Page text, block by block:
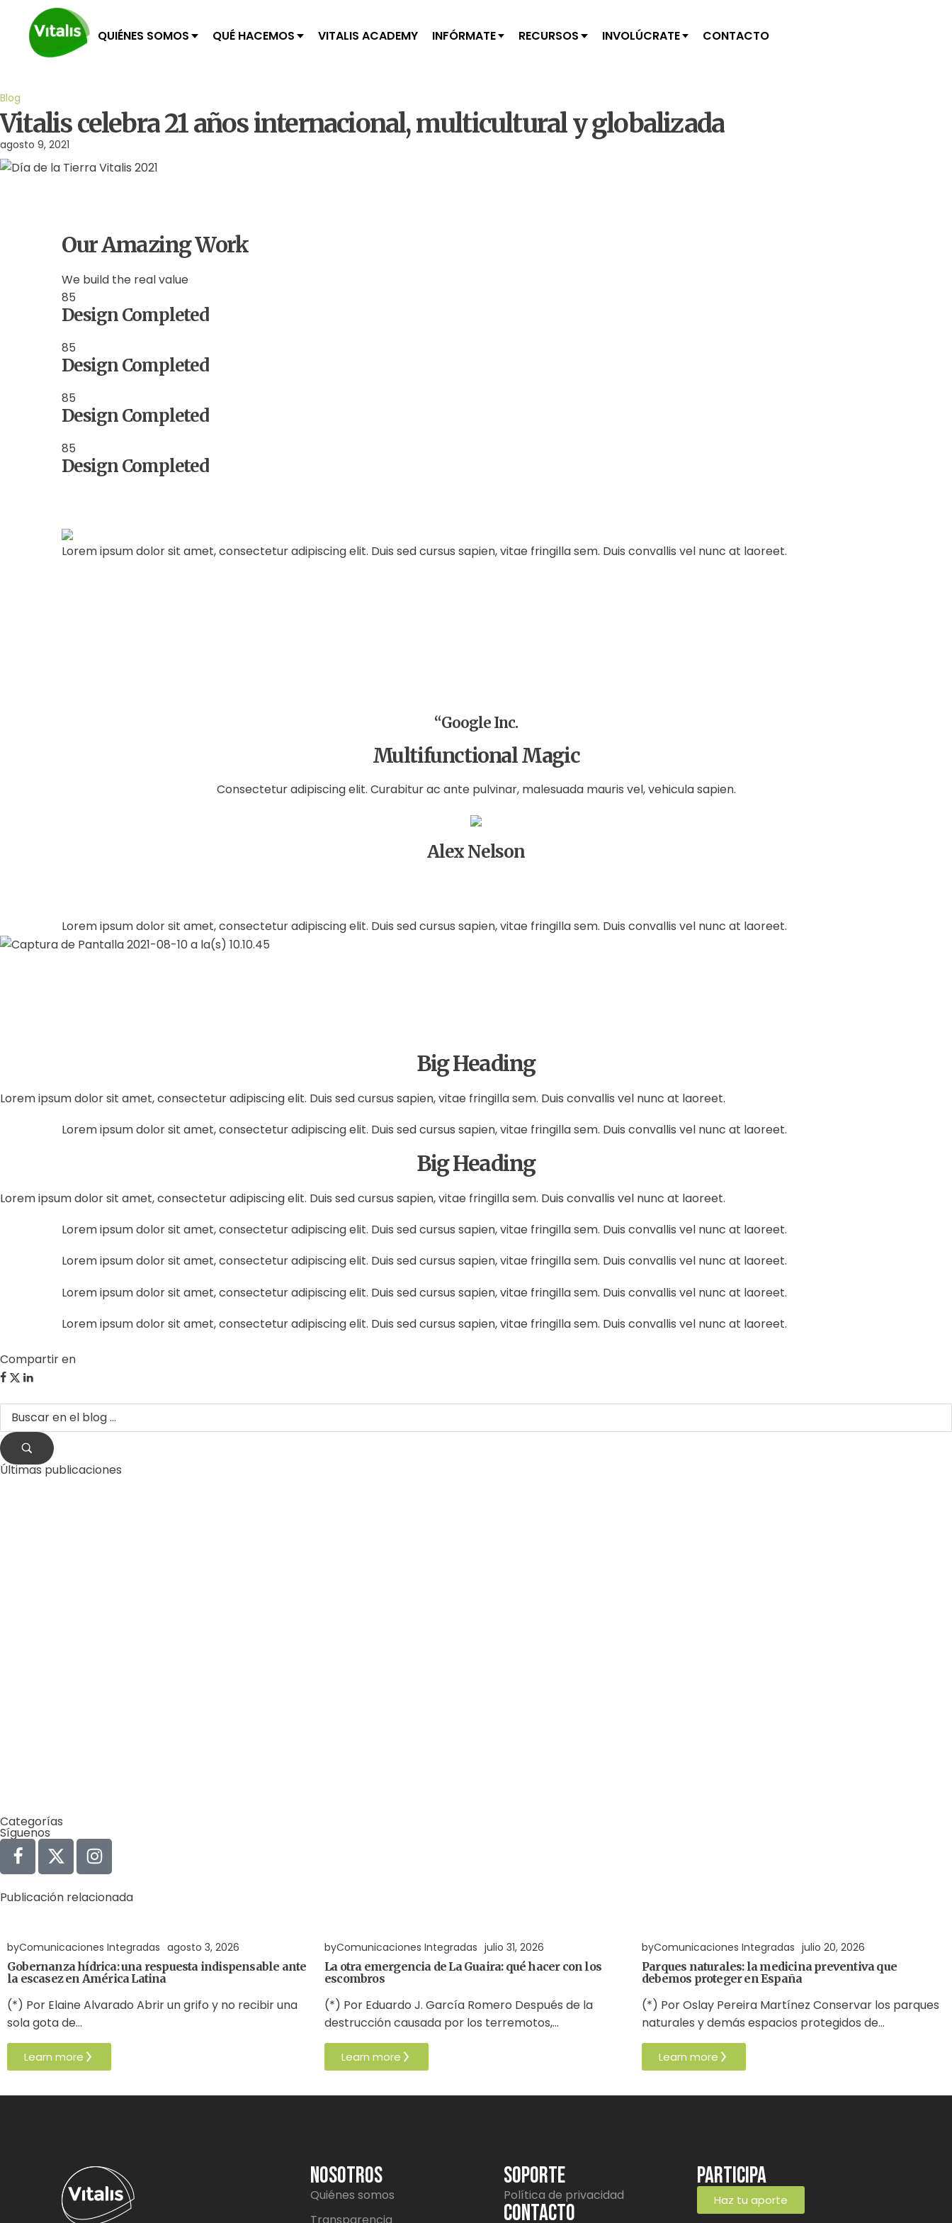
QUIÉNES SOMOS QUÉ HACEMOS VITALIS ACADEMY INFÓRMATE RECURSOS INVOLÚCRATE CONTACTO
Blog
Vitalis celebra 21 años internacional, multicultural y globalizada
agosto 9, 2021
Our Amazing Work
We build the real value
85
Design Completed
85
Design Completed
85
Design Completed
85
Design Completed
Lorem ipsum dolor sit amet, consectetur adipiscing elit. Duis sed cursus sapien, vitae fringilla sem. Duis convallis vel nunc at laoreet.
“Google Inc.
Multifunctional Magic
Consectetur adipiscing elit. Curabitur ac ante pulvinar, malesuada mauris vel, vehicula sapien.
Alex Nelson
Lorem ipsum dolor sit amet, consectetur adipiscing elit. Duis sed cursus sapien, vitae fringilla sem. Duis convallis vel nunc at laoreet.
Big Heading
Lorem ipsum dolor sit amet, consectetur adipiscing elit. Duis sed cursus sapien, vitae fringilla sem. Duis convallis vel nunc at laoreet.
Lorem ipsum dolor sit amet, consectetur adipiscing elit. Duis sed cursus sapien, vitae fringilla sem. Duis convallis vel nunc at laoreet.
Big Heading
Lorem ipsum dolor sit amet, consectetur adipiscing elit. Duis sed cursus sapien, vitae fringilla sem. Duis convallis vel nunc at laoreet.
Lorem ipsum dolor sit amet, consectetur adipiscing elit. Duis sed cursus sapien, vitae fringilla sem. Duis convallis vel nunc at laoreet.
Lorem ipsum dolor sit amet, consectetur adipiscing elit. Duis sed cursus sapien, vitae fringilla sem. Duis convallis vel nunc at laoreet.
Lorem ipsum dolor sit amet, consectetur adipiscing elit. Duis sed cursus sapien, vitae fringilla sem. Duis convallis vel nunc at laoreet.
Lorem ipsum dolor sit amet, consectetur adipiscing elit. Duis sed cursus sapien, vitae fringilla sem. Duis convallis vel nunc at laoreet.
Compartir en
Últimas publicaciones
Categorías
Síguenos
Publicación relacionada
byComunicaciones Integradas agosto 3, 2026
Gobernanza hídrica: una respuesta indispensable ante
la escasez en América Latina
(*) Por Elaine Alvarado Abrir un grifo y no recibir una
sola gota de…
Learn more
byComunicaciones Integradas julio 31, 2026
La otra emergencia de La Guaira: qué hacer con los
escombros
(*) Por Eduardo J. García Romero Después de la
destrucción causada por los terremotos,…
Learn more
byComunicaciones Integradas julio 20, 2026
Parques naturales: la medicina preventiva que
debemos proteger en España
(*) Por Oslay Pereira Martínez Conservar los parques
naturales y demás espacios protegidos de…
Learn more
NOSOTROS
Quiénes somos
Transparencia
SOPORTE
Política de privacidad
CONTACTO
Participa
Haz tu aporte